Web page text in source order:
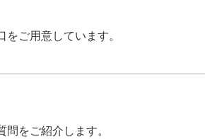
ご用意しています。
をご紹介します。